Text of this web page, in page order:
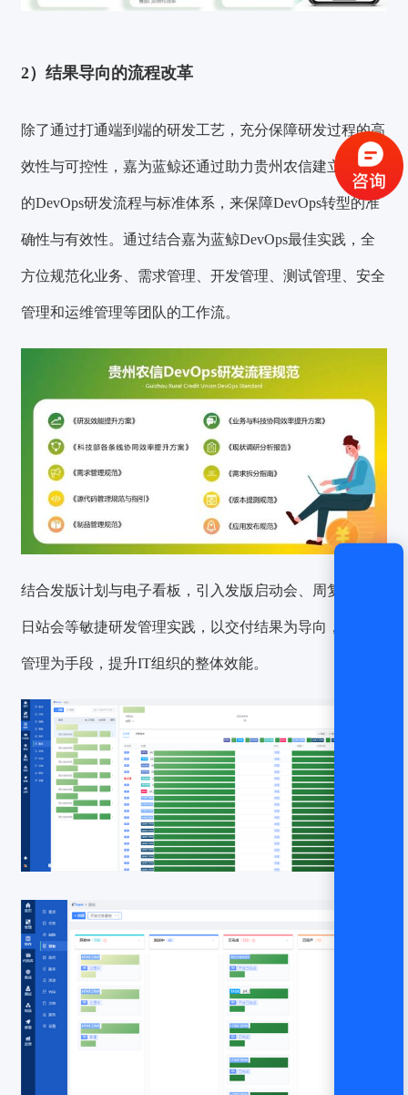
2）结果导向的流程改革
除了通过打通端到端的研发工艺，充分保障研发过程的高
效性与可控性，嘉为蓝鲸还通过助力贵州农信建立起完整
的DevOps研发流程与标准体系，来保障DevOps转型的准
确性与有效性。通过结合嘉为蓝鲸DevOps最佳实践，全
方位规范化业务、需求管理、开发管理、测试管理、安全
管理和运维管理等团队的工作流。
结合发版计划与电子看板，引入发版启动会、周复盘和每
日站会等敏捷研发管理实践，以交付结果为导向，以流程
管理为手段，提升IT组织的整体效能。
验证码登录 密码登录
获取验证码
登录